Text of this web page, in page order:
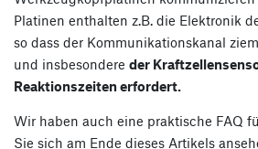
Platinen enthalten z.B. die Elektronik
so dass der Kommunikationskanal
und insbesondere der
Reaktionszeiten erfordert.
Wir haben auch eine praktische FAQ
Sie sich am Ende dieses Artikels